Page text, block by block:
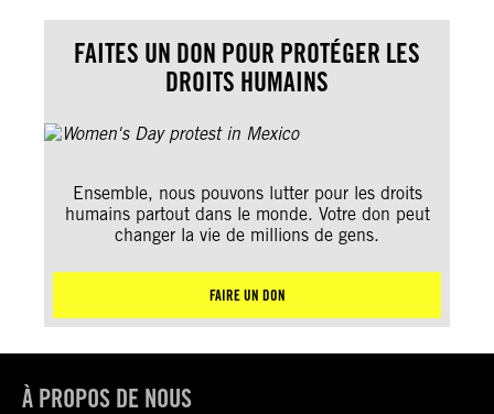
FAITES UN DON POUR PROTÉGER LES
DROITS HUMAINS
Ensemble, nous pouvons lutter pour les droits
humains partout dans le monde. Votre don peut
changer la vie de millions de gens.
FAIRE UN DON
À PROPOS DE NOUS